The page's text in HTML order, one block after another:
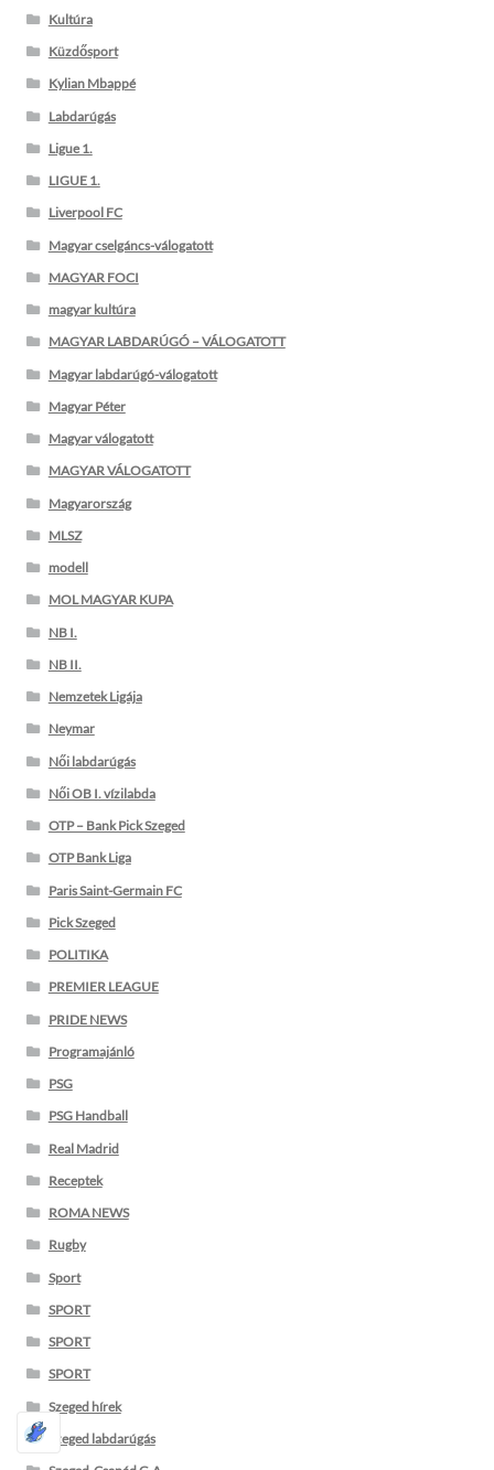
Kultúra
Küzdősport
Kylian Mbappé
Labdarúgás
Ligue 1.
LIGUE 1.
Liverpool FC
Magyar cselgáncs-válogatott
MAGYAR FOCI
magyar kultúra
MAGYAR LABDARÚGÓ – VÁLOGATOTT
Magyar labdarúgó-válogatott
Magyar Péter
Magyar válogatott
MAGYAR VÁLOGATOTT
Magyarország
MLSZ
modell
MOL MAGYAR KUPA
NB I.
NB II.
Nemzetek Ligája
Neymar
Női labdarúgás
Női OB I. vízilabda
OTP – Bank Pick Szeged
OTP Bank Liga
Paris Saint-Germain FC
Pick Szeged
POLITIKA
PREMIER LEAGUE
PRIDE NEWS
Programajánló
PSG
PSG Handball
Real Madrid
Receptek
ROMA NEWS
Rugby
Sport
SPORT
SPORT
SPORT
Szeged hírek
Szeged labdarúgás